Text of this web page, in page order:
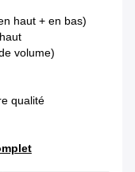
haut + en bas)
volume)
qualité